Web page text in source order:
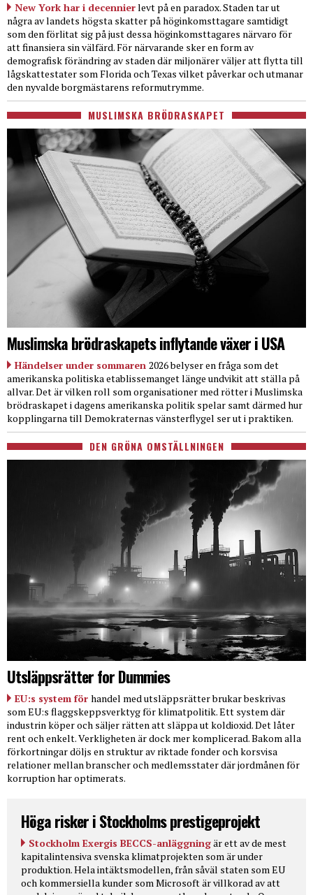
New York har i decennierlevt på en paradox. Staden tar ut
några av landets högsta skatter på höginkomsttagare samtidigt
som den förlitat sig på just dessa höginkomsttagares närvaro för
att finansiera sin välfärd. För närvarande sker en form av
demografisk förändring av staden där miljonärer väljer att flytta till
lågskattestater som Florida och Texas vilket påverkar och utmanar
den nyvalde borgmästarens reformutrymme.
MUSLIMSKA BRÖDRASKAPET
Muslimska brödraskapets inflytande växer i USA
Händelser under sommaren 2026 belyser en fråga som det
amerikanska politiska etablissemanget länge undvikit att ställa på
allvar. Det är vilken roll som organisationer med rötter i Muslimska
brödraskapet i dagens amerikanska politik spelar samt därmed hur
kopplingarna till Demokraternas vänsterflygel ser ut i praktiken.
DEN GRÖNA OMSTÄLLNINGEN
Utsläppsrätter for Dummies
EU:s system för handel med utsläppsrätter brukar beskrivas
som EU:s flaggskeppsverktyg för klimatpolitik. Ett system där
industrin köper och säljer rätten att släppa ut koldioxid. Det låter
rent och enkelt. Verkligheten är dock mer komplicerad. Bakom alla
förkortningar döljs en struktur av riktade fonder och korsvisa
relationer mellan branscher och medlemsstater där jordmånen för
korruption har optimerats.
Höga risker i Stockholms prestigeprojekt
Stockholm Exergis BECCS-anläggningär ett av de mest
kapitalintensiva svenska klimatprojekten som är under
produktion. Hela intäktsmodellen, från såväl staten som EU
och kommersiella kunder som Microsoft är villkorad av att